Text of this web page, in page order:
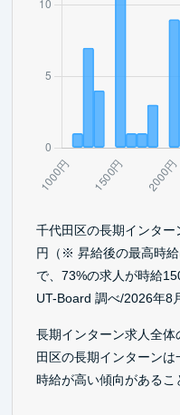
千代田区の長期インタ
円（※ 昇給後の最高時
で、73%の求人が時給
UT-Board 調べ/2026年8
長期インターン求人全
田区の長期インターン
時給が高い傾向があるこ